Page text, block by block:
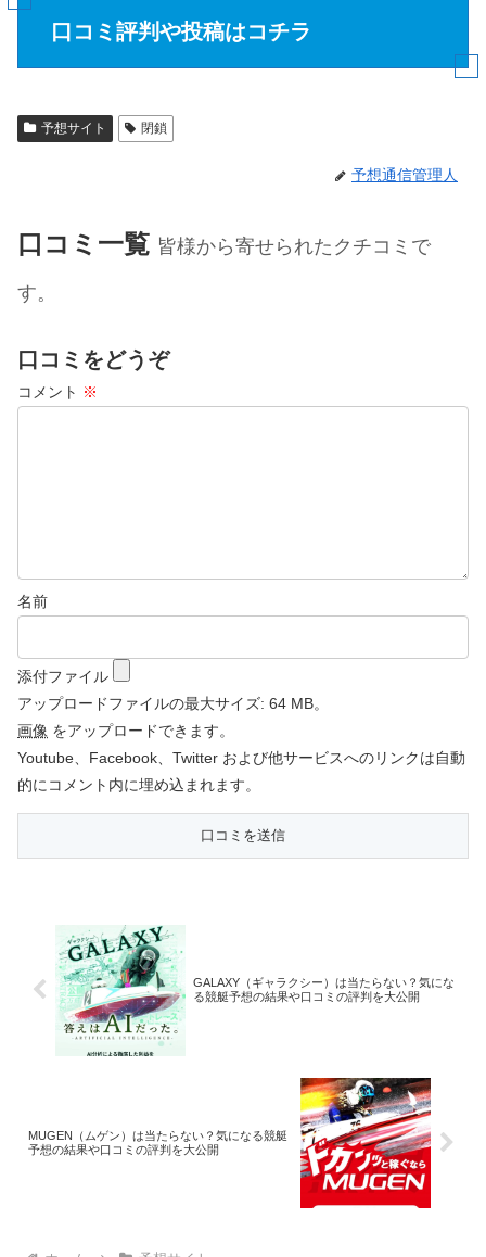
口コミ評判や投稿はコチラ
予想サイト 閉鎖
予想通信管理人
口コミ一覧 皆様から寄せられたクチコミで
す。
口コミをどうぞ
コメント ※
名前
添付ファイル
アップロードファイルの最大サイズ: 64 MB。
画像 をアップロードできます。
Youtube、Facebook、Twitter および他サービスへのリンクは自動
的にコメント内に埋め込まれます。
GALAXY（ギャラクシー）は当たらない？気にな
る競艇予想の結果や口コミの評判を大公開
MUGEN（ムゲン）は当たらない？気になる競艇
予想の結果や口コミの評判を大公開